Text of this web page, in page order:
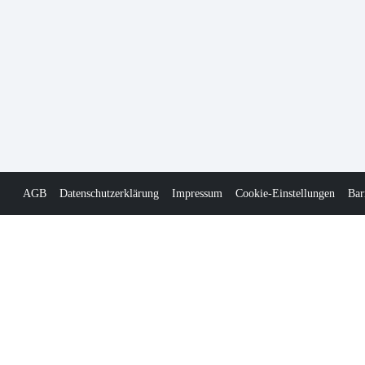
AGB Datenschutzerklärung Impressum Cookie-Einstellungen